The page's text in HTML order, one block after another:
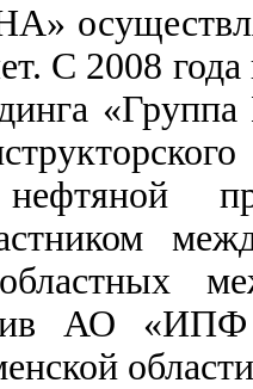
С 2008 года
нефтяной
АО «ИПФ